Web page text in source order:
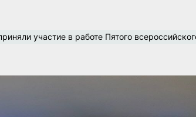
участие в работе Пятого